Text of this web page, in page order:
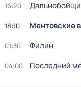
16:20
18:10 Ментовские
01:30 Филин
04:00 Последний